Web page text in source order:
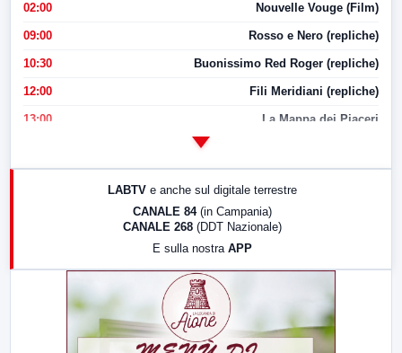
02:00 Nouvelle Vouge (Film)
09:00 Rosso e Nero (repliche)
10:30 Buonissimo Red Roger (repliche)
12:00 Fili Meridiani (repliche)
13:00 La Mappa dei Piaceri
LABTV e anche sul digitale terrestre
CANALE 84 (in Campania)
CANALE 268 (DDT Nazionale)
E sulla nostra APP